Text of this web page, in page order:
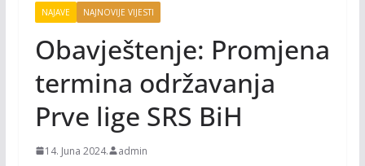
NAJAVE NAJNOVIJE VIJESTI
Obavještenje: Promjena
termina održavanja
Prve lige SRS BiH
14. Juna 2024. admin